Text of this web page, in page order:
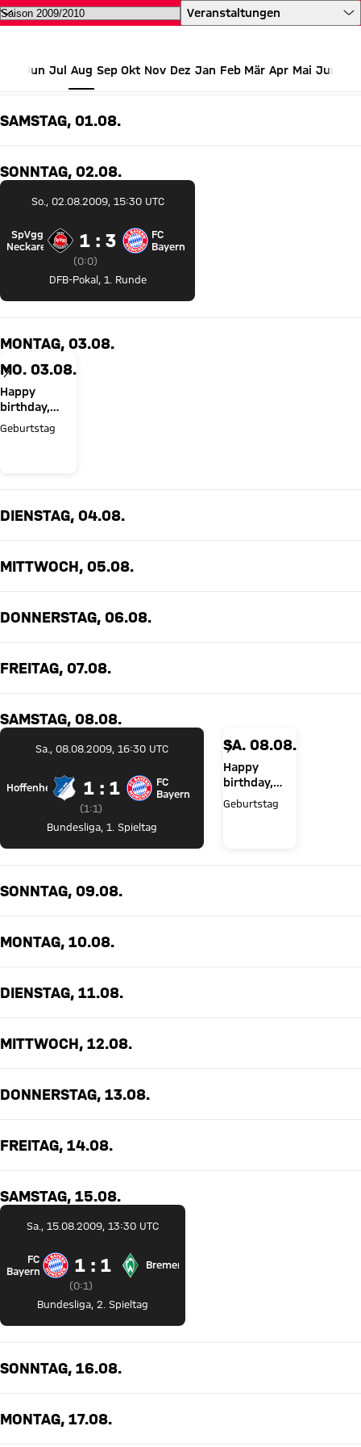
Alle Termine des FC Bayern
Veranstaltungen
Jun Jul Aug Sep Okt Nov Dez Jan Feb Mär Apr Mai Jun
AUGUST 2009
SAMSTAG, 01.08.
SONNTAG, 02.08.
So., 02.08.2009, 15:30 UTC
SpVgg Neckarelz gegen FC Bayern München
SpVgg
Neckarelz
1 zu 3
1 : 3
(Zwischenergebnis:
0 zu 0 nach Erste Halbzeit
0:0)
FC
Bayern
DFB-Pokal, 1. Runde
MONTAG, 03.08.
MO. 03.08.
Happy
birthday,
Sven Ulreich!
Geburtstag
DIENSTAG, 04.08.
MITTWOCH, 05.08.
DONNERSTAG, 06.08.
FREITAG, 07.08.
SAMSTAG, 08.08.
Sa., 08.08.2009, 16:30 UTC
TSG Hoffenheim gegen FC Bayern München
Hoffenheim 1 zu 1
1 : 1
(Zwischenergebnis:
1 zu 1 nach Erste Halbzeit
1:1)
FC
Bayern
Bundesliga 1. Spieltag
SA. 08.08.
Happy
birthday,
Jonas Urbig!
Geburtstag
SONNTAG, 09.08.
MONTAG, 10.08.
DIENSTAG, 11.08.
MITTWOCH, 12.08.
DONNERSTAG, 13.08.
FREITAG, 14.08.
SAMSTAG, 15.08.
Sa., 15.08.2009, 13:30 UTC
FC Bayern München gegen SV Werder Bremen
FC
Bayern
1 zu 1
1 : 1
(Zwischenergebnis:
0 zu 1 nach Erste Halbzeit
0:1)
Bremen
Bundesliga 2. Spieltag
SONNTAG, 16.08.
MONTAG, 17.08.